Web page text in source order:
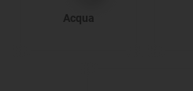
Acqua